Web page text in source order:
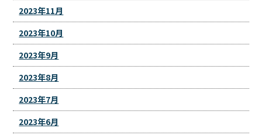
2023年11月
2023年10月
2023年9月
2023年8月
2023年7月
2023年6月